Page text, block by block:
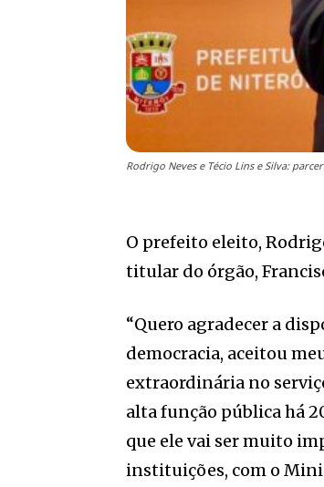
Rodrigo Neves e Técio Lins e Silva:
O prefeito eleito,
titular do órgão,
“Quero agradecer a
democracia, aceitou
extraordinária no
alta função pública há
que ele vai ser muito
instituições, com o